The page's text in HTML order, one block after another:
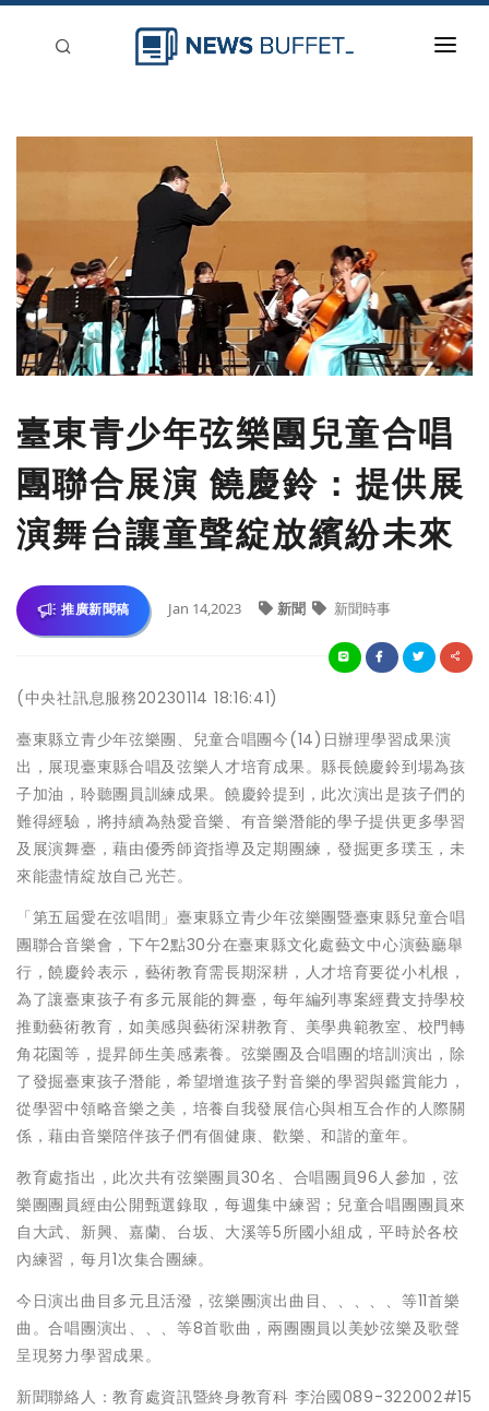
臺東青少年弦樂團兒童合唱
團聯合展演 饒慶鈴：提供展
演舞台讓童聲綻放繽紛未來
推廣新聞稿 Jan 14,2023 新聞 新聞時事
(中央社訊息服務20230114 18:16:41)
臺東縣立青少年弦樂團、兒童合唱團今(14)日辦理學習成果演
出，展現臺東縣合唱及弦樂人才培育成果。縣長饒慶鈴到場為孩
子加油，聆聽團員訓練成果。饒慶鈴提到，此次演出是孩子們的
難得經驗，將持續為熱愛音樂、有音樂潛能的學子提供更多學習
及展演舞臺，藉由優秀師資指導及定期團練，發掘更多璞玉，未
來能盡情綻放自己光芒。
「第五屆愛在弦唱間」臺東縣立青少年弦樂團暨臺東縣兒童合唱
團聯合音樂會，下午2點30分在臺東縣文化處藝文中心演藝廳舉
行，饒慶鈴表示，藝術教育需長期深耕，人才培育要從小札根，
為了讓臺東孩子有多元展能的舞臺，每年編列專案經費支持學校
推動藝術教育，如美感與藝術深耕教育、美學典範教室、校門轉
角花園等，提昇師生美感素養。弦樂團及合唱團的培訓演出，除
了發掘臺東孩子潛能，希望增進孩子對音樂的學習與鑑賞能力，
從學習中領略音樂之美，培養自我發展信心與相互合作的人際關
係，藉由音樂陪伴孩子們有個健康、歡樂、和諧的童年。
教育處指出，此次共有弦樂團員30名、合唱團員96人參加，弦
樂團團員經由公開甄選錄取，每週集中練習；兒童合唱團團員來
自大武、新興、嘉蘭、台坂、大溪等5所國小組成，平時於各校
內練習，每月1次集合團練。
今日演出曲目多元且活潑，弦樂團演出曲目、、、、、等11首樂
曲。合唱團演出、、、等8首歌曲，兩團團員以美妙弦樂及歌聲
呈現努力學習成果。
新聞聯絡人：教育處資訊暨終身教育科 李治國089-322002#15